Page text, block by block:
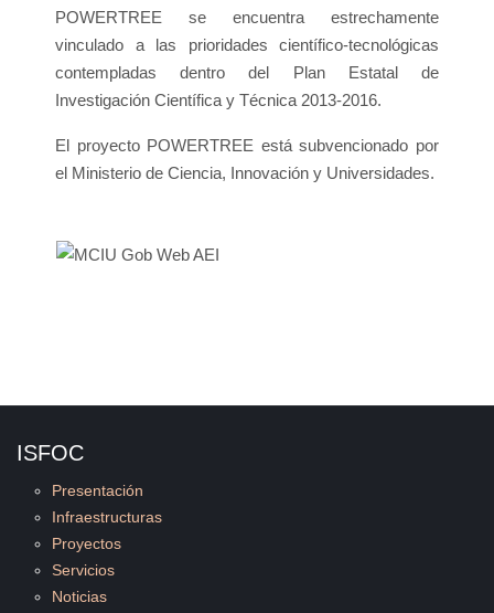
POWERTREE se encuentra estrechamente
vinculado a las prioridades científico-tecnológicas
contempladas dentro del Plan Estatal de
Investigación Científica y Técnica 2013-2016.
El proyecto POWERTREE está subvencionado por
el Ministerio de Ciencia, Innovación y Universidades.
ISFOC
Presentación
Infraestructuras
Proyectos
Servicios
Noticias